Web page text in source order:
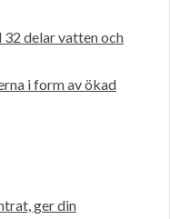
delar vatten och
i form av ökad
ger din